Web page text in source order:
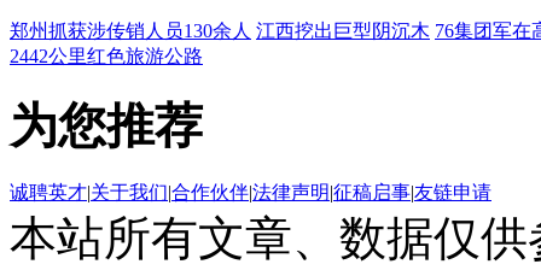
郑州抓获涉传销人员130余人 江西挖出巨型阴沉木 76集团军在
2442公里红色旅游公路
为您推荐
诚聘英才|关于我们|合作伙伴|法律声明|征稿启事|友链申请
本站所有文章、数据仅